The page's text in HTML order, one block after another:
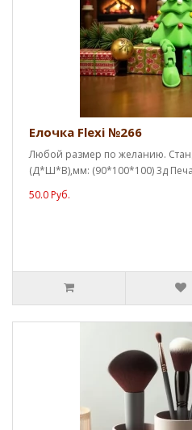
Елочка Flexi №266
Любой размер по желанию.
(Д*Ш*В),мм: (90*100*100) 3д
50.0 Руб.